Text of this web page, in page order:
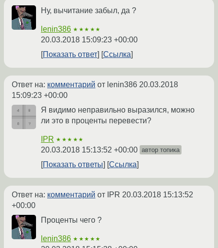
Ну, вычитание забыл, да ?
lenin386 ★★★★★
20.03.2018 15:09:23 +00:00
Показать ответ
Ссылка
Ответ на: комментарий от lenin386 20.03.2018
15:09:23 +00:00
Я видимо неправильно выразился, можно
ли это в проценты перевести?
IPR ★★★★★
20.03.2018 15:13:52 +00:00 автор топика
Показать ответы Ссылка
Ответ на: комментарий от IPR 20.03.2018 15:13:52
+00:00
Проценты чего ?
lenin386 ★★★★★